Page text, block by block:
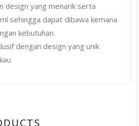
design yang menarik serta
sehingga dapat dibawa kemana
kebutuhan.
dengan design yang unik